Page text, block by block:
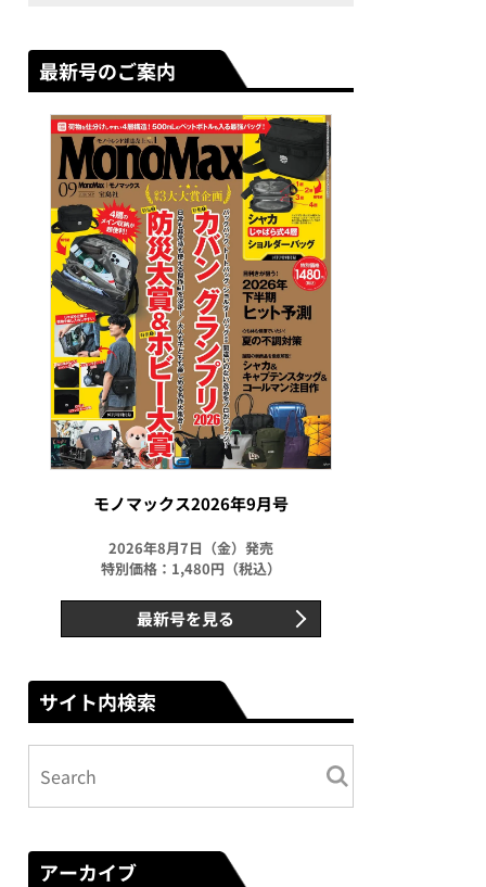
最新号のご案内
モノマックス2026年9月号
2026年8月7日（金）発売
特別価格：1,480円（税込）
最新号を見る
サイト内検索
アーカイブ